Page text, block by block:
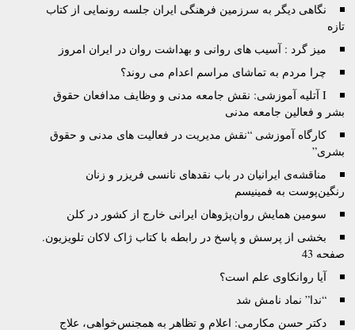
نگاهی دیگر به سرزمین فرهنگی ایران جلسه رونمایی از کتاب
تازه
میز گرد : آسیب های روانی و بهداشت روان در ایران امروز
چرا مردم به تماشای مراسم اعدام می روند؟
I آتليه آموزشى: نقش جامعه مدنى و وظايف مدافعان حقوق
بشر و فعالين جامعه مدنى
کارگاه آموزشی “نقش مدیریت در فعالیت های مدنی و حقوق
بشری”
مناقشه‌ی ایرانیان در باب نقدهای نانسی فریزر و زنان
رنگین‌پوست به فمینیسم
سومین همایش روان‌پژوهان ایرانی خارج از کشور در کلن
بخشی از پرسش و پاسخ در رابطه با کتاب ژاک لاکان تلویزیون.
صفحه 43
آیا روانکاوی علم است؟
“ندا” نماد نامش شد
دکتر حسن مکارمی: اعلام و تظاهر به همجنس‌خواهی، علاج